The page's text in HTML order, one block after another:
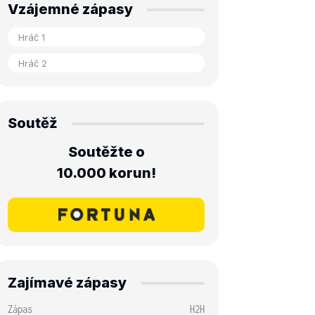
Vzájemné zápasy
Soutěž
Soutěžte o
10.000 korun!
Zajímavé zápasy
Zápas
H2H